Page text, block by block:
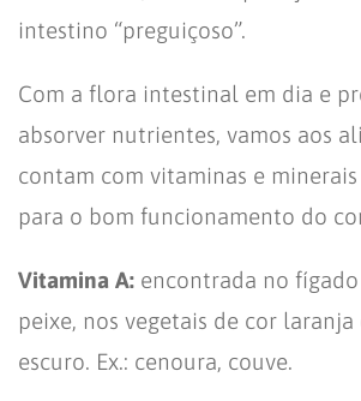
intestino “preguiçoso”.
Com a flora intestinal em dia e
absorver nutrientes, vamos aos
contam com vitaminas e
para o bom funcionamento do
Vitamina A: encontrada no
peixe, nos vegetais de cor
escuro. Ex.: cenoura, couve.